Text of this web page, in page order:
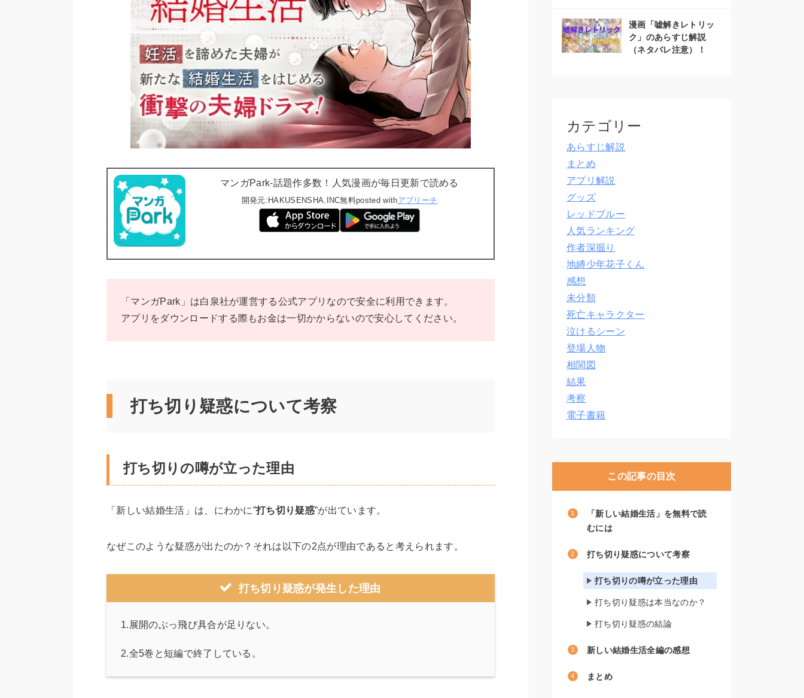
マンガPark-話題作多数！人気漫画が毎日更新で読める
開発元:HAKUSENSHA.INC無料posted withアプリーチ
「マンガPark」は白泉社が運営する公式アプリなので安全に利用できます。
アプリをダウンロードする際もお金は一切かからないので安心してください。
打ち切り疑惑について考察
打ち切りの噂が立った理由
「新しい結婚生活」は、にわかに”打ち切り疑惑”が出ています。
なぜこのような疑惑が出たのか？それは以下の2点が理由であると考えられます。
打ち切り疑惑が発生した理由
1.展開のぶっ飛び具合が足りない。
2.全5巻と短編で終了している。
漫画「嘘解きレトリッ
ク」のあらすじ解説
（ネタバレ注意）！
カテゴリー
あらすじ解説
まとめ
アプリ解説
グッズ
レッドブルー
人気ランキング
作者深掘り
地縛少年花子くん
感想
未分類
死亡キャラクター
泣けるシーン
登場人物
相関図
結果
考察
電子書籍
この記事の目次
「新しい結婚生活」を無料で読
むには
打ち切り疑惑について考察
打ち切りの噂が立った理由
打ち切り疑惑は本当なのか？
打ち切り疑惑の結論
新しい結婚生活全編の感想
まとめ